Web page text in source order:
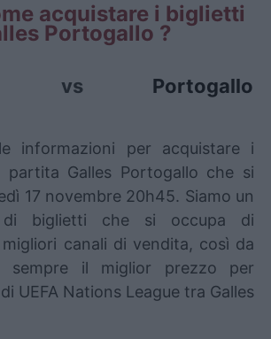
acquistare i biglietti
Portogallo ?
vs Portogallo
informazioni per acquistare i
Galles Portogallo che si
17 novembre 20h45. Siamo un
di biglietti che si occupa di
canali di vendita, così da
sempre il miglior prezzo per
UEFA Nations League tra Galles